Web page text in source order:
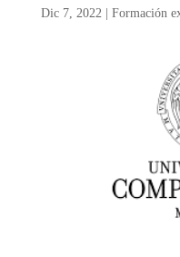
Dic 7, 2022| Formación